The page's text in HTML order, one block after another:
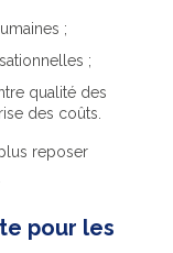
;
;
qualité des
des coûts.
reposer
pour les